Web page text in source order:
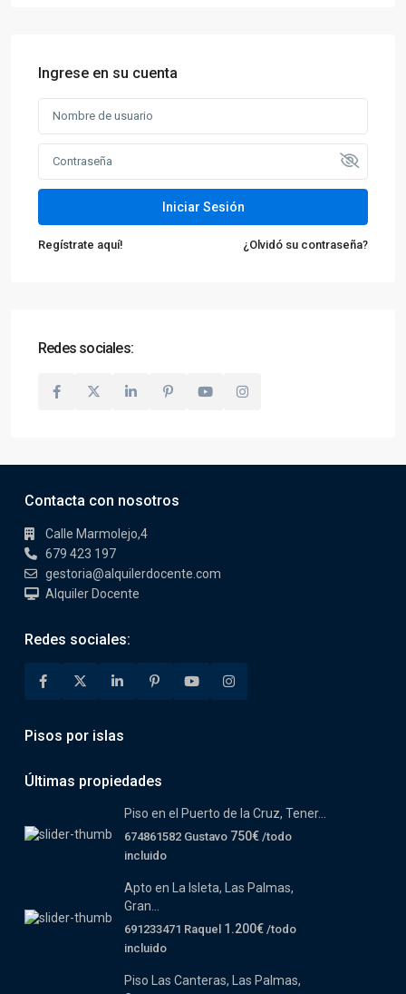
Ingrese en su cuenta
Iniciar Sesión
Regístrate aquí! ¿Olvidó su contraseña?
Redes sociales:
Contacta con nosotros
Calle Marmolejo,4
679 423 197
gestoria@alquilerdocente.com
Alquiler Docente
Redes sociales:
Pisos por islas
Últimas propiedades
Piso en el Puerto de la Cruz, Tener...
674861582 Gustavo 750€ /todo
incluido
Apto en La Isleta, Las Palmas,
Gran...
691233471 Raquel 1.200€ /todo
incluido
Piso Las Canteras, Las Palmas,